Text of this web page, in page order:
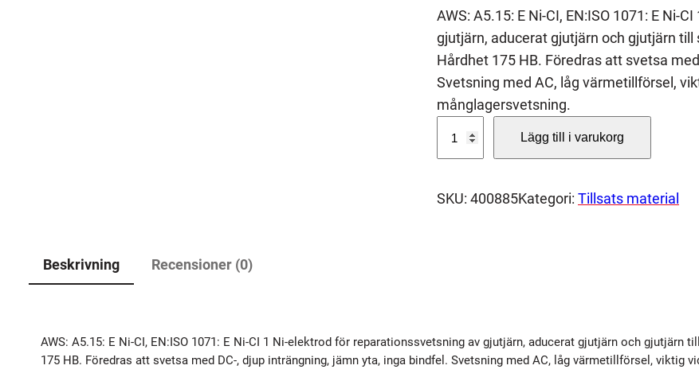
AWS: A5.15: E Ni-CI, EN:ISO 1071: E Ni-
gjutjärn, aducerat gjutjärn och gjutjärn
Hårdhet 175 HB. Föredras att svetsa
Svetsning med AC, låg värmetillförsel,
månglagersvetsning.
T
1
Lägg till i varukorg
SKU: 400885Kategori: Tillsats material
Beskrivning Recensioner (0)
AWS: A5.15: E Ni-CI, EN:ISO 1071: E Ni-CI 1 Ni-elektrod för reparationssvetsning av gjutjärn, aducerat gjutjärn och
175 HB. Föredras att svetsa med DC-, djup inträngning, jämn yta, inga bindfel. Svetsning med AC, låg värmetillförsel, viktig